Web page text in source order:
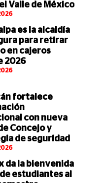
Valle de México
es la alcaldía
para retirar
en cajeros
2026
fortalece
con nueva
Concejo y
de seguridad
da la bienvenida
estudiantes al